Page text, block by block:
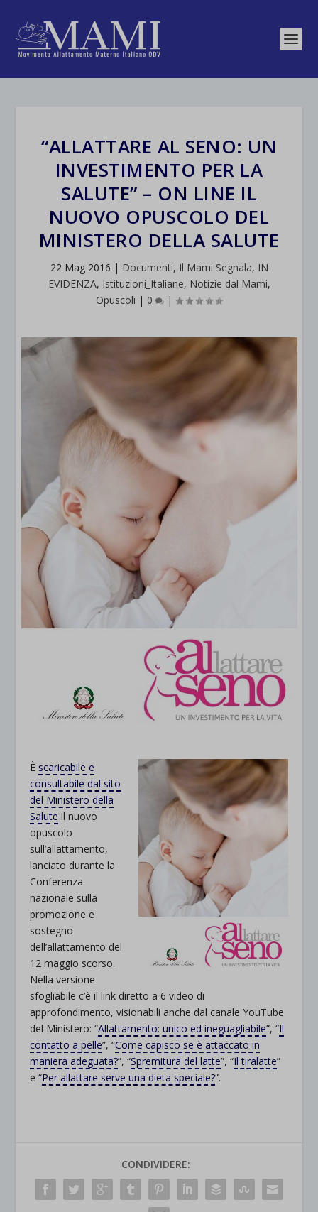
“ALLATTARE AL SENO: UN
INVESTIMENTO PER LA
SALUTE” – ON LINE IL
NUOVO OPUSCOLO DEL
MINISTERO DELLA SALUTE
22 Mag 2016 | Documenti, Il Mami Segnala, IN
EVIDENZA, Istituzioni_Italiane, Notizie dal Mami,
Opuscoli | 0 |
È scaricabile e
consultabile dal sito
del Ministero della
Salute il nuovo
opuscolo
sull’allattamento,
lanciato durante la
Conferenza
nazionale sulla
promozione e
sostegno
dell’allattamento del
12 maggio scorso.
Nella versione
sfogliabile c’è il link diretto a 6 video di
approfondimento, visionabili anche dal canale YouTube
del Ministero: “Allattamento: unico ed ineguagliabile”, “Il
contatto a pelle”, “Come capisco se è attaccato in
maniera adeguata?”, “Spremitura del latte”, “Il tiralatte”
e “Per allattare serve una dieta speciale?”.
CONDIVIDERE: